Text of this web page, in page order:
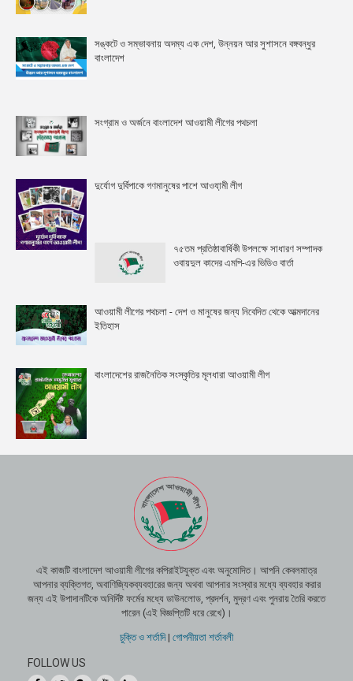
সঙ্কটে ও সম্ভাবনায় অদম্য এক দেশ, উন্নয়ন আর সুশাসনে বঙ্গবন্ধুর
বাংলাদেশ
সংগ্রাম ও অর্জনে বাংলাদেশ আওয়ামী লীগের পথচলা
দুর্যোগ দুর্বিপাকে গণমানুষের পাশে আওযা়মী লীগ
৭৫তম প্রতিষ্ঠাবার্ষিকী উপলক্ষে সাধারণ সম্পাদক
ওবায়দুল কাদের এমপি-এর ভিডিও বার্তা
আওয়ামী লীগের পথচলা - দেশ ও মানুষের জন্য নিবেদিত থেকে আত্মদানের
ইতিহাস
বাংলাদেশের রাজনৈতিক সংস্কৃতির মূলধারা আওয়ামী লীগ
এই কাজটি বাংলাদেশ আওয়ামী লীগের কপিরাইটযুক্ত এবং অনুমোদিত। আপনি কেবলমাত্র
আপনার ব্যক্তিগত, অবাণিজ্যিকব্যবহারের জন্য অথবা আপনার সংস্থার মধ্যে ব্যবহার করার
জন্য এই উপাদানটিকে অনির্দিষ্ট ফর্মের মধ্যে ডাউনলোড, প্রদর্শন, মুদ্রণ এবং পুনরায় তৈরি করতে
পারেন (এই বিজ্ঞপ্তিটি ধরে রেখে)।
চুক্তি ও শর্তাদি| গোপনীয়তা শর্তাবলী
FOLLOW US